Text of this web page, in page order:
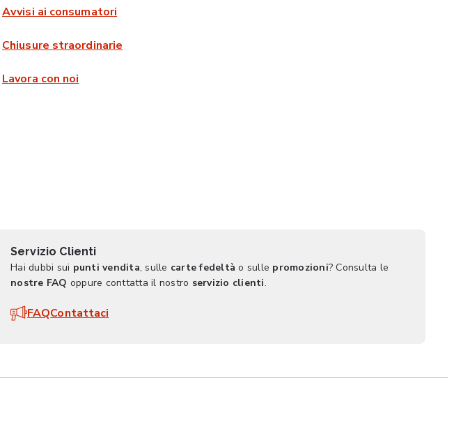
Avvisi ai consumatori
Chiusure straordinarie
Lavora con noi
Servizio Clienti
Hai dubbi sui punti vendita, sulle carte fedeltà o sulle promozioni? Consulta le
nostre FAQ oppure conttatta il nostro servizio clienti.
FAQContattaci